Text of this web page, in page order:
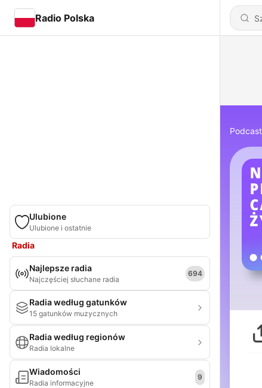
Radio Polska
Ulubione
Ulubione i ostatnie
Radia
Najlepsze radia
Najczęściej słuchane radia
694
Radia według gatunków
15 gatunków muzycznych
Radia według regionów
Radia lokalne
Wiadomości
Radia informacyjne
9